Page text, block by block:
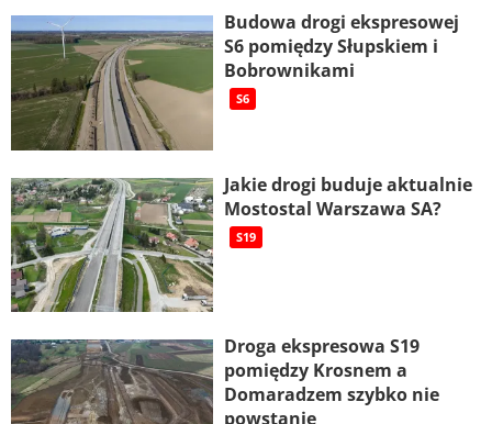
Budowa drogi ekspresowej
S6 pomiędzy Słupskiem i
Bobrownikami
S6
Jakie drogi buduje aktualnie
Mostostal Warszawa SA?
S19
Droga ekspresowa S19
pomiędzy Krosnem a
Domaradzem szybko nie
powstanie